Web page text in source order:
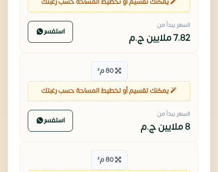
السعر يبدأ من
7.82 ملايين ج.م استفسر
80 م²
يمكنك تقسيم أو تخطيط المساحة حسب رغبتك
السعر يبدأ من
8 ملايين ج.م استفسر
80 م²